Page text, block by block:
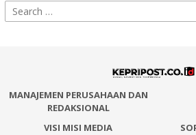
Search
for:
MANAJEMEN PERUSAHAAN DAN
REDAKSIONAL
VISI MISI MEDIA